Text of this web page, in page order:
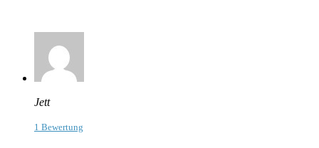
Jett
1 Bewertung